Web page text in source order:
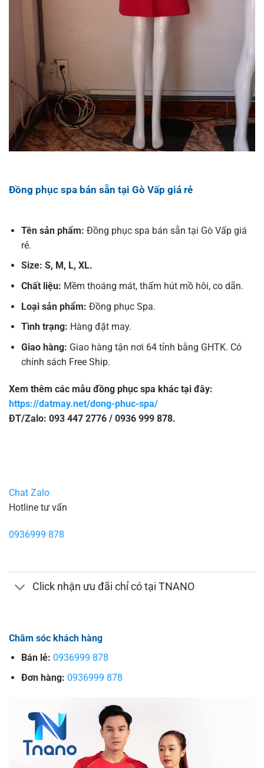
Đồng phục spa bán sẵn tại Gò Vấp giá rẻ
Tên sản phẩm: Đồng phục spa bán sẵn tại Gò Vấp giá
rẻ.
Size: S, M, L, XL.
Chất liệu: Mềm thoáng mát, thấm hút mồ hôi, co dãn.
Loại sản phẩm: Đồng phục Spa.
Tình trạng: Hàng đặt may.
Giao hàng: Giao hàng tận nơi 64 tỉnh bằng GHTK. Có
chính sách Free Ship.
Xem thêm các mẫu đồng phục spa khác tại đây:
https://datmay.net/dong-phuc-spa/
ĐT/Zalo: 093 447 2776 / 0936 999 878.
Chat Zalo
Hotline tư vấn
0936999 878
Click nhận ưu đãi chỉ có tại TNANO
Chăm sóc khách hàng
Bán lẻ: 0936999 878
Đơn hàng: 0936999 878